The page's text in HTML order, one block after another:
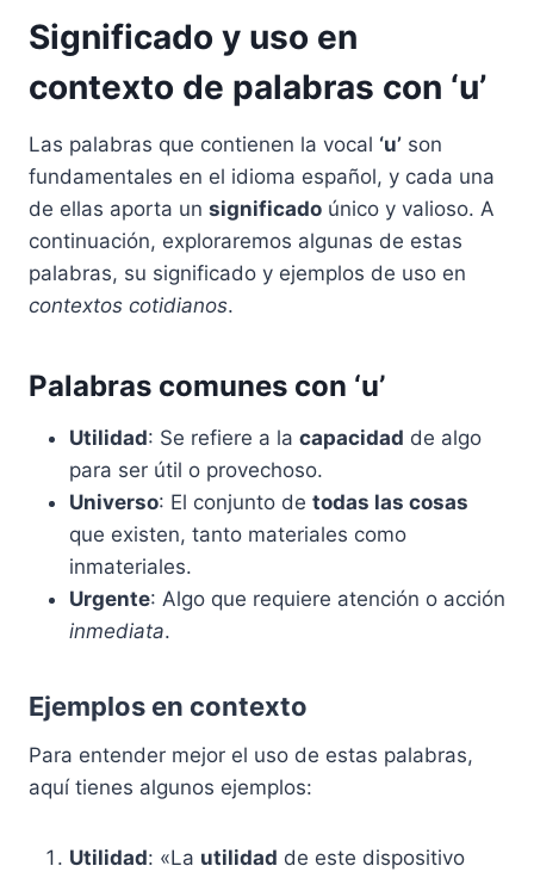
Significado y uso en
contexto de palabras con ‘u’
Las palabras que contienen la vocal ‘u’ son
fundamentales en el idioma español, y cada una
de ellas aporta un significado único y valioso. A
continuación, exploraremos algunas de estas
palabras, su significado y ejemplos de uso en
contextos cotidianos.
Palabras comunes con ‘u’
Utilidad: Se refiere a la capacidad de algo
para ser útil o provechoso.
Universo: El conjunto de todas las cosas
que existen, tanto materiales como
inmateriales.
Urgente: Algo que requiere atención o acción
inmediata.
Ejemplos en contexto
Para entender mejor el uso de estas palabras,
aquí tienes algunos ejemplos:
Utilidad: «La utilidad de este dispositivo